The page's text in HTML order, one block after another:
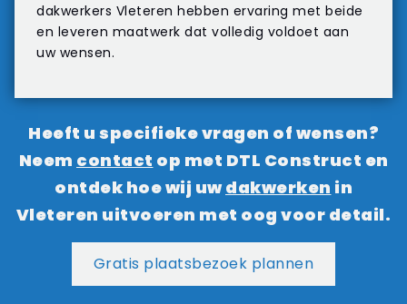
dakwerkers Vleteren hebben ervaring met beide
en leveren maatwerk dat volledig voldoet aan
uw wensen.
Heeft u specifieke vragen of wensen?
Neem contact op met DTL Construct en
ontdek hoe wij uwdakwerken in
Vleteren uitvoeren met oog voor detail.
Gratis plaatsbezoek plannen